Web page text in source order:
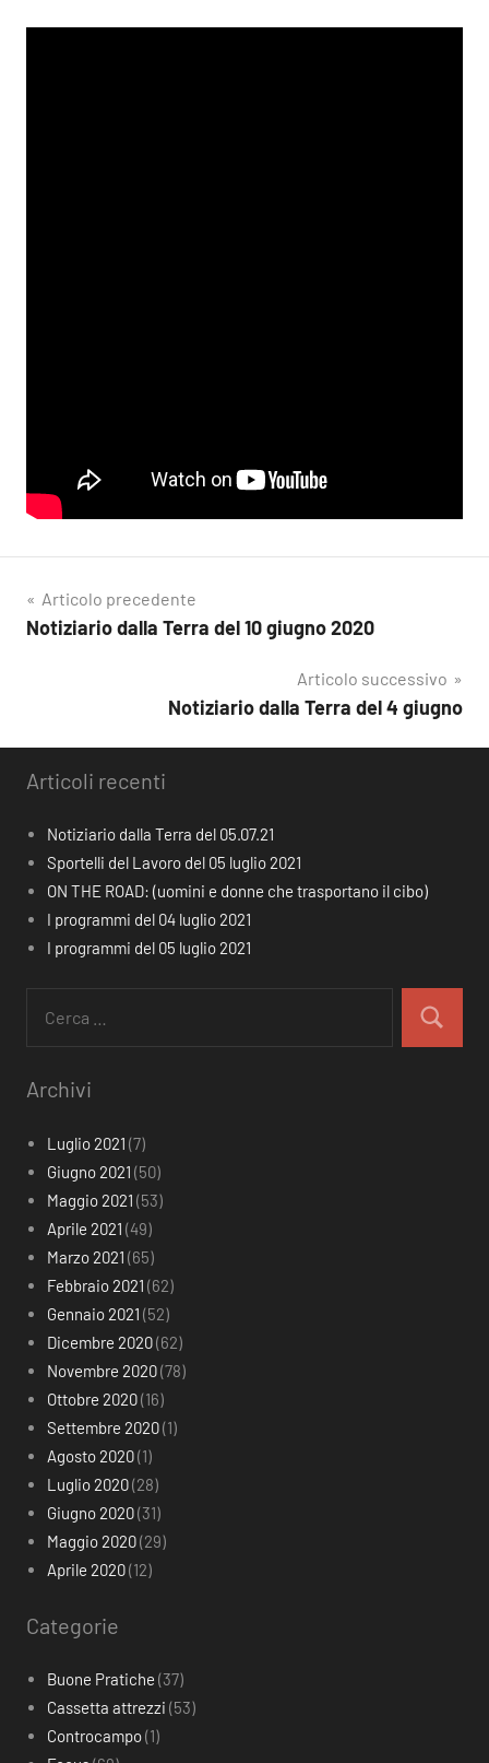
Navigazione
articoli
Articolo precedente
Notiziario dalla Terra del 10 giugno 2020
Articolo successivo
Notiziario dalla Terra del 4 giugno
Articoli recenti
Notiziario dalla Terra del 05.07.21
Sportelli del Lavoro del 05 luglio 2021
ON THE ROAD: (uomini e donne che trasportano il cibo)
I programmi del 04 luglio 2021
I programmi del 05 luglio 2021
per:
Cerca
Archivi
Luglio 2021 (7)
Giugno 2021 (50)
Maggio 2021 (53)
Aprile 2021 (49)
Marzo 2021 (65)
Febbraio 2021 (62)
Gennaio 2021 (52)
Dicembre 2020(62)
Novembre 2020(78)
Ottobre 2020(16)
Settembre 2020(1)
Agosto 2020(1)
Luglio 2020(28)
Giugno 2020(31)
Maggio 2020(29)
Aprile 2020(12)
Categorie
Buone Pratiche (37)
Cassetta attrezzi (53)
Controcampo(1)